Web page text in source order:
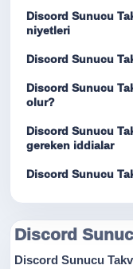
Discord Sunucu
niyetleri
Discord Sunucu
Discord Sunucu
olur?
Discord Sunucu
gereken iddialar
Discord Sunucu
Discord
Discord Sunucu